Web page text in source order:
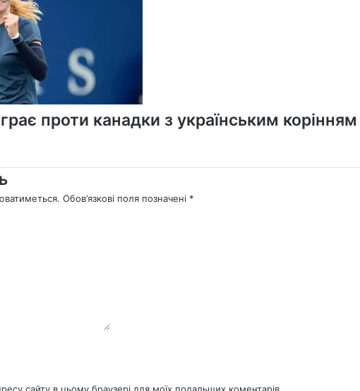
проти канадки з українським корінням
Обов’язкові поля позначені *